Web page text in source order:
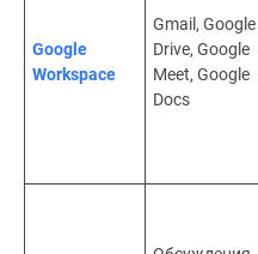
Google
Workspace
Gmail, Google
Drive, Google
Meet, Google
Docs